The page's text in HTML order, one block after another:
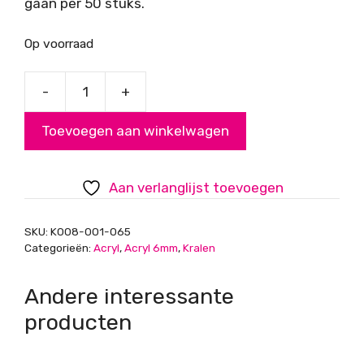
Op voorraad
-
antiek
6mm
aantal
+
Toevoegen aan winkelwagen
Aan verlanglijst toevoegen
SKU: K008-001-065
Categorieën: Acryl,Acryl 6mm,Kralen
Andere interessante
producten